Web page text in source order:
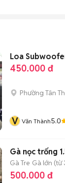
Loa
450.000 đ
Phường Tân
V Văn Thành5.0
Gà nọc trống
Gà Tre Gà lớn (từ
500.000 đ